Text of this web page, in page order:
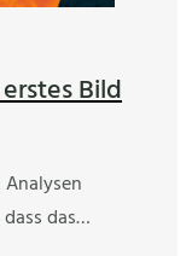
Bild
das…